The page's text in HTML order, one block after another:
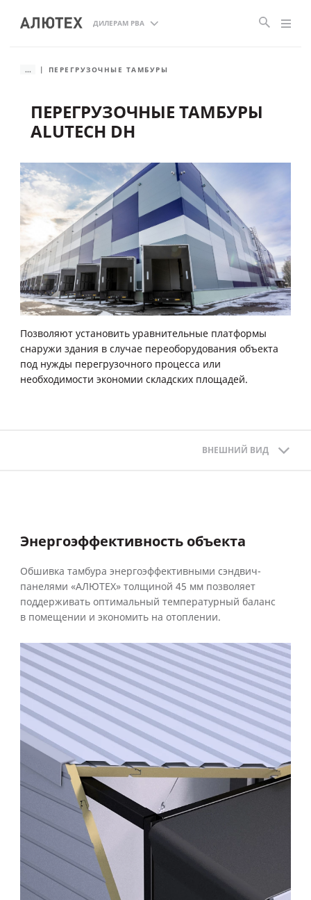
ДИЛЕРАМ РВА
ПЕРЕГРУЗОЧНЫЕ ТАМБУРЫ
ALUTECH DH
Позволяют установить уравнительные платформы
снаружи здания в случае переоборудования объекта
под нужды перегрузочного процесса или
необходимости экономии складских площадей.
... ПЕРЕГРУЗОЧНЫЕ ТАМБУРЫ
ВНЕШНИЙ ВИД
Энергоэффективность объекта
Обшивка тамбура энергоэффективными сэндвич-
панелями «АЛЮТЕХ» толщиной 45 мм позволяет
поддерживать оптимальный температурный баланс
в помещении и экономить на отоплении.